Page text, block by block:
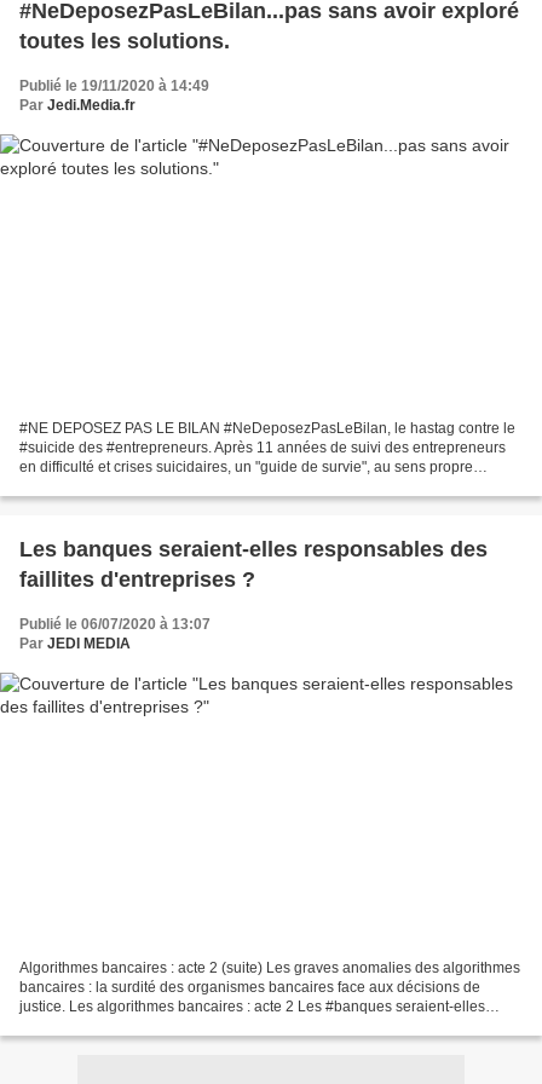
#NeDeposezPasLeBilan...pas sans avoir exploré
toutes les solutions.
Publié le 19/11/2020 à 14:49
Par Jedi.Media.fr
#NE DEPOSEZ PAS LE BILAN #NeDeposezPasLeBilan, le hastag contre le
#suicide des #entrepreneurs. Après 11 années de suivi des entrepreneurs
en difficulté et crises suicidaires, un "guide de survie", au sens propre
Les banques seraient-elles responsables des
faillites d'entreprises ?
Publié le 06/07/2020 à 13:07
Par JEDI MEDIA
Algorithmes bancaires : acte 2 (suite) Les graves anomalies des algorithmes
bancaires : la surdité des organismes bancaires face aux décisions de
justice. Les algorithmes bancaires : acte 2 Les #banques seraient-elles